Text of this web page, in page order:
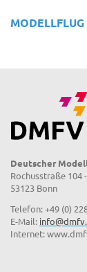
Deutscher
Rochusstraße 104
53123 Bonn
Telefon: +49 (0)
E-Mail:
Internet: